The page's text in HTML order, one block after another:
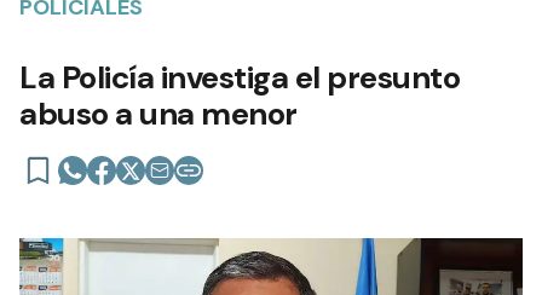
POLICIALES
La Policía investiga el presunto
abuso a una menor